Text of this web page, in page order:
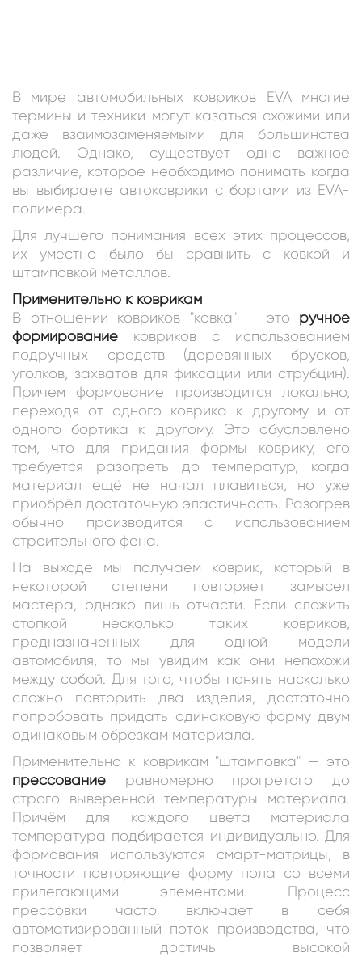
В мире автомобильных ковриков EVA многие
термины и техники могут казаться схожими или
даже взаимозаменяемыми для большинства
людей. Однако, существует одно важное
различие, которое необходимо понимать когда
вы выбираете автоковрики c бортами из EVA-
полимера.
Для лучшего понимания всех этих процессов,
их уместно было бы сравнить с ковкой и
штамповкой металлов.
Применительно к коврикам
В отношении ковриков "ковка" — это ручное
формирование ковриков с использованием
подручных средств (деревянных брусков,
уголков, захватов для фиксации или струбцин).
Причем формование производится локально,
переходя от одного коврика к другому и от
одного бортика к другому. Это обусловлено
тем, что для придания формы коврику, его
требуется разогреть до температур, когда
материал ещё не начал плавиться, но уже
приобрёл достаточную эластичность. Разогрев
обычно производится с использованием
строительного фена.
На выходе мы получаем коврик, который в
некоторой степени повторяет замысел
мастера, однако лишь отчасти. Если сложить
стопкой несколько таких ковриков,
предназначенных для одной модели
автомобиля, то мы увидим как они непохожи
между собой. Для того, чтобы понять насколько
сложно повторить два изделия, достаточно
попробовать придать одинаковую форму двум
одинаковым обрезкам материала.
Применительно к коврикам "штамповка" — это
прессование равномерно прогретого до
строго выверенной температуры материала.
Причём для каждого цвета материала
температура подбирается индивидуально. Для
формования используются смарт-матрицы, в
точности повторяющие форму пола со всеми
прилегающими элементами. Процесс
прессовки часто включает в себя
автоматизированный поток производства, что
позволяет достичь высокой